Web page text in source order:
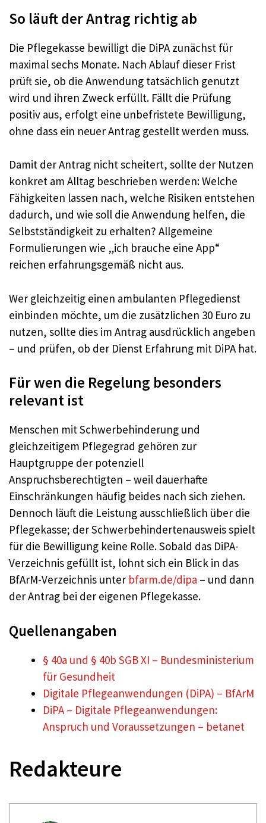
So läuft der Antrag richtig ab
Die Pflegekasse bewilligt die DiPA zunächst für
maximal sechs Monate. Nach Ablauf dieser Frist
prüft sie, ob die Anwendung tatsächlich genutzt
wird und ihren Zweck erfüllt. Fällt die Prüfung
positiv aus, erfolgt eine unbefristete Bewilligung,
ohne dass ein neuer Antrag gestellt werden muss.
Damit der Antrag nicht scheitert, sollte der Nutzen
konkret am Alltag beschrieben werden: Welche
Fähigkeiten lassen nach, welche Risiken entstehen
dadurch, und wie soll die Anwendung helfen, die
Selbstständigkeit zu erhalten? Allgemeine
Formulierungen wie „ich brauche eine App“
reichen erfahrungsgemäß nicht aus.
Wer gleichzeitig einen ambulanten Pflegedienst
einbinden möchte, um die zusätzlichen 30 Euro zu
nutzen, sollte dies im Antrag ausdrücklich angeben
– und prüfen, ob der Dienst Erfahrung mit DiPA hat.
Für wen die Regelung besonders
relevant ist
Menschen mit Schwerbehinderung und
gleichzeitigem Pflegegrad gehören zur
Hauptgruppe der potenziell
Anspruchsberechtigten – weil dauerhafte
Einschränkungen häufig beides nach sich ziehen.
Dennoch läuft die Leistung ausschließlich über die
Pflegekasse; der Schwerbehindertenausweis spielt
für die Bewilligung keine Rolle. Sobald das DiPA-
Verzeichnis gefüllt ist, lohnt sich ein Blick in das
BfArM-Verzeichnis unter bfarm.de/dipa – und dann
der Antrag bei der eigenen Pflegekasse.
Quellenangaben
§ 40a und § 40b SGB XI – Bundesministerium
für Gesundheit
Digitale Pflegeanwendungen (DiPA) – BfArM
DiPA – Digitale Pflegeanwendungen:
Anspruch und Voraussetzungen – betanet
Redakteure